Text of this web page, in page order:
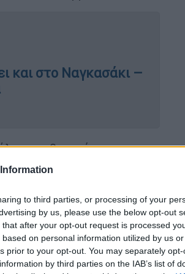
to third parties, or processing of your
by us, please use the below opt-out
after your opt-out request is processed
on personal information utilized by us
prior to your opt-out. You may separately
by third parties on the IAB’s list of
και στο Ναγκασάκι –
και ηθοποιός που
της ικανότητα.
του Χόλιγουντ.
στο αποκρυφιστικό
υποψηφιότητα γιαΧρυσή
Η Κοιλάδα με τις
, τον συμπρωταγωνιστή
» και τον παντρεύτηκε